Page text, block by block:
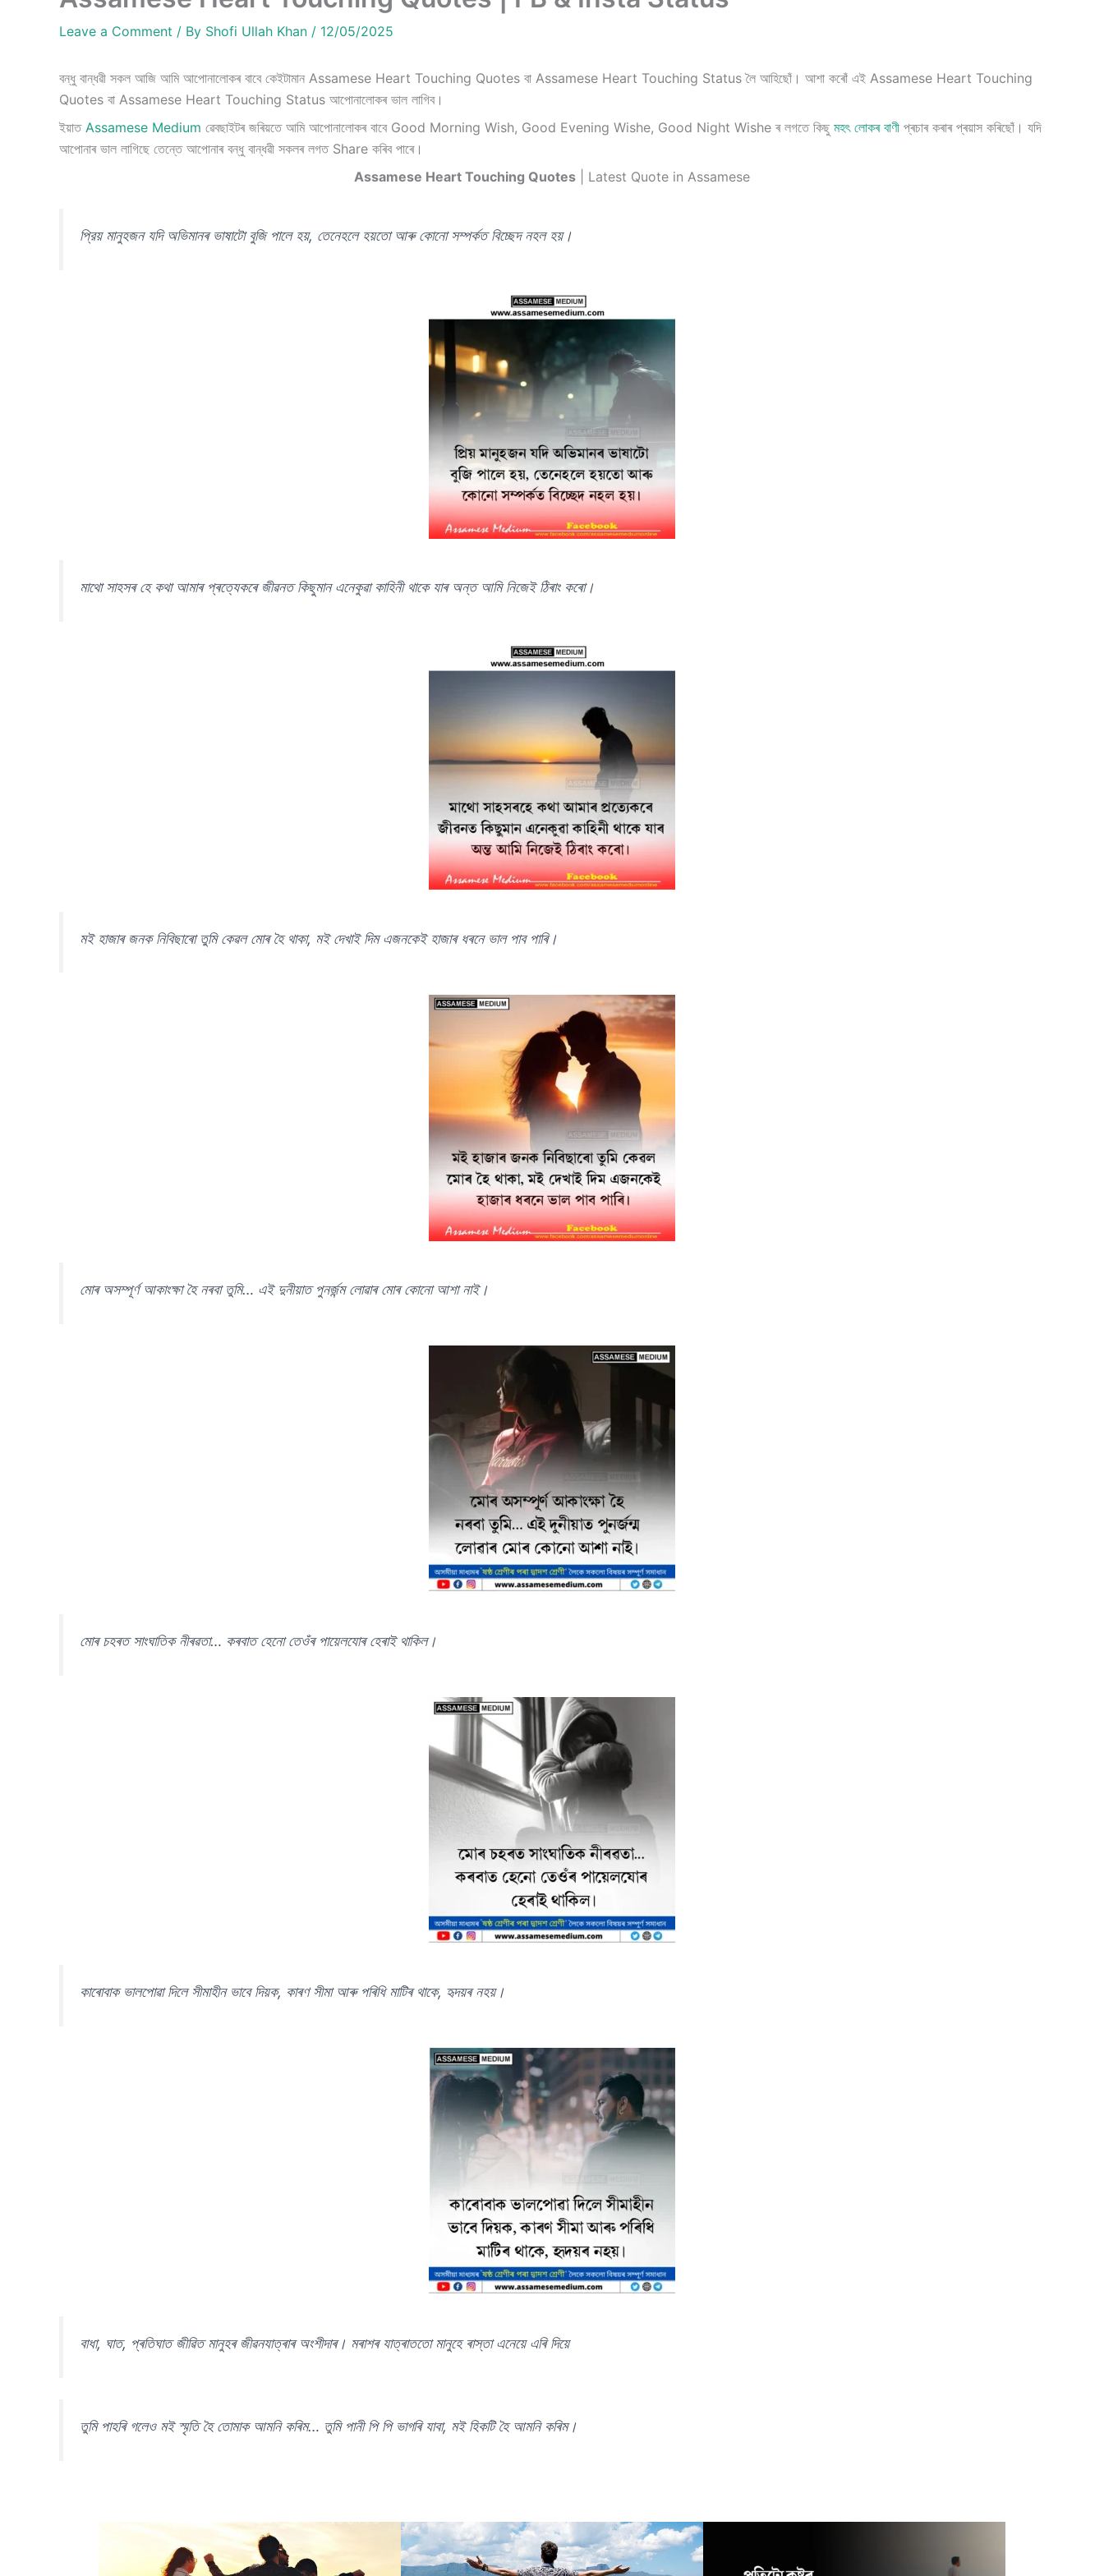
Leave a Comment / By Shofi Ullah Khan / 12/05/2025
বন্ধু বান্ধৱী সকল আজি আমি আপোনালোকৰ বাবে কেইটামান Assamese Heart Touching Quotes বা Assamese Heart Touching Status লৈ আহিছোঁ। আশা কৰোঁ এই Assamese Heart Touching
Quotes বা Assamese Heart Touching Status আপোনালোকৰ ভাল লাগিব।
ইয়াত Assamese Medium ৱেবছাইটৰ জৰিয়তে আমি আপোনালোকৰ বাবে Good Morning Wish, Good Evening Wishe, Good Night Wishe ৰ লগতে কিছু মহৎ লোকৰ বাণী প্ৰচাৰ কৰাৰ প্ৰয়াস কৰিছোঁ। যদি
আপোনাৰ ভাল লাগিছে তেন্তে আপোনাৰ বন্ধু বান্ধৱী সকলৰ লগত Share কৰিব পাৰে।
Assamese Heart Touching Quotes | Latest Quote in Assamese
প্রিয় মানুহজন যদি অভিমানৰ ভাষাটো বুজি পালে হয়, তেনেহলে হয়তো আৰু কোনো সম্পর্কত বিচ্ছেদ নহল হয়।
মাথো সাহসৰ হে কথা আমাৰ প্ৰত্যেকৰে জীৱনত কিছুমান এনেকুৱা কাহিনী থাকে যাৰ অন্ত আমি নিজেই ঠিৰাং কৰো।
মই হাজাৰ জনক নিবিছাৰো তুমি কেৱল মোৰ হৈ থাকা, মই দেখাই দিম এজনকেই হাজাৰ ধৰনে ভাল পাব পাৰি।
মোৰ অসম্পূৰ্ণ আকাংক্ষা হৈ নৰবা তুমি… এই দুনীয়াত পুনৰ্জন্ম লোৱাৰ মোৰ কোনো আশা নাই।
মোৰ চহৰত সাংঘাতিক নীৰৱতা… কৰবাত হেনো তেওঁৰ পায়েলযোৰ হেৰাই থাকিল।
কাৰোবাক ভালপোৱা দিলে সীমাহীন ভাবে দিয়ক, কাৰণ সীমা আৰু পৰিধি মাটিৰ থাকে, হৃদয়ৰ নহয়।
বাধা, ঘাত, প্ৰতিঘাত জীৱিত মানুহৰ জীৱনযাত্ৰাৰ অংশীদাৰ। মৰাশৰ যাত্ৰাততো মানুহে ৰাস্তা এনেয়ে এৰি দিয়ে
তুমি পাহৰি গলেও মই স্মৃতি হৈ তোমাক আমনি কৰিম… তুমি পানী পি পি ভাগৰি যাবা, মই হিকটি হৈ আমনি কৰিম।